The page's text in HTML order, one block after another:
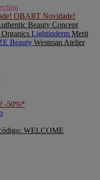
OBART Novidade!
Beauty Concept
Lightinderm Merit
Beauty Westman Atelier
-50%*
WELCOME